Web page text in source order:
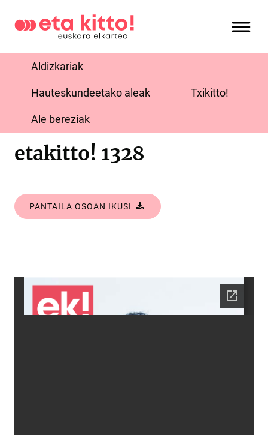
Aldizkariak
Hauteskundeetako aleak Txikitto!
Ale bereziak
etakitto! 1328
PANTAILA OSOAN IKUSI